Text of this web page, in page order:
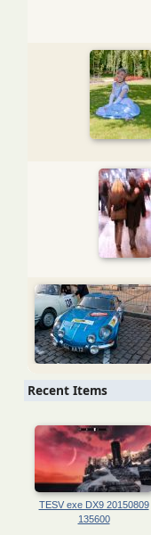
Recent Items
TESV exe DX9 20150809
135600